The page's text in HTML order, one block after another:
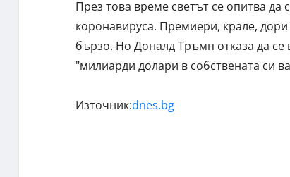
През това време светът се опитва
коронавируса. Премиери, крале,
бързо. Но Доналд Тръмп отказа да
"милиарди долари в собствената си
Източник:dnes.bg